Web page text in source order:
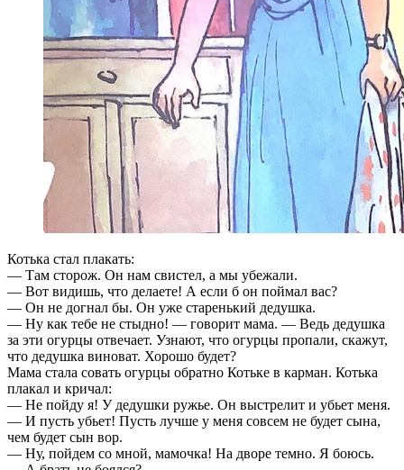
Котька стал плакать:
— Там сторож. Он нам свистел, а мы убежали.
— Вот видишь, что делаете! А если б он поймал вас?
— Он не догнал бы. Он уже старенький дедушка.
— Ну как тебе не стыдно! — говорит мама. — Ведь дедушка
за эти огурцы отвечает. Узнают, что огурцы пропали, скажут,
что дедушка виноват. Хорошо будет?
Мама стала совать огурцы обратно Котьке в карман. Котька
плакал и кричал:
— Не пойду я! У дедушки ружье. Он выстрелит и убьет меня.
— И пусть убьет! Пусть лучше у меня совсем не будет сына,
чем будет сын вор.
— Ну, пойдем со мной, мамочка! На дворе темно. Я боюсь.